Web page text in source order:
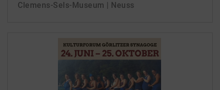
Clemens-Sels-Museum | Neuss